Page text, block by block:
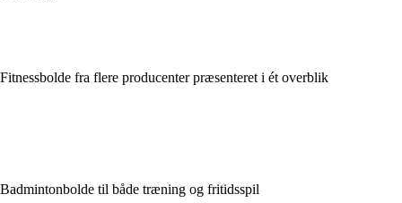
Fitnessbolde fra flere producenter præsenteret i ét overblik
Badmintonbolde til både træning og fritidsspil